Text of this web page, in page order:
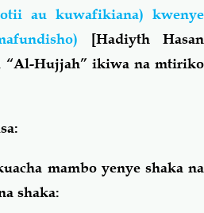
au kuwafikiana) kwenye
[Hadiyth Hasan
Hujjah” ikiwa na mtiriko
mambo yenye shaka na
shaka: